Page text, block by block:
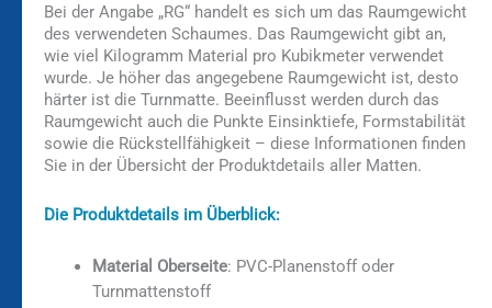
Bei der Angabe „RG“ handelt es sich um das Raumgewicht
des verwendeten Schaumes. Das Raumgewicht gibt an,
wie viel Kilogramm Material pro Kubikmeter verwendet
wurde. Je höher das angegebene Raumgewicht ist, desto
härter ist die Turnmatte. Beeinflusst werden durch das
Raumgewicht auch die Punkte Einsinktiefe, Formstabilität
sowie die Rückstellfähigkeit – diese Informationen finden
Sie in der Übersicht der Produktdetails aller Matten.
Die Produktdetails im Überblick:
Material Oberseite: PVC-Planenstoff oder
Turnmattenstoff